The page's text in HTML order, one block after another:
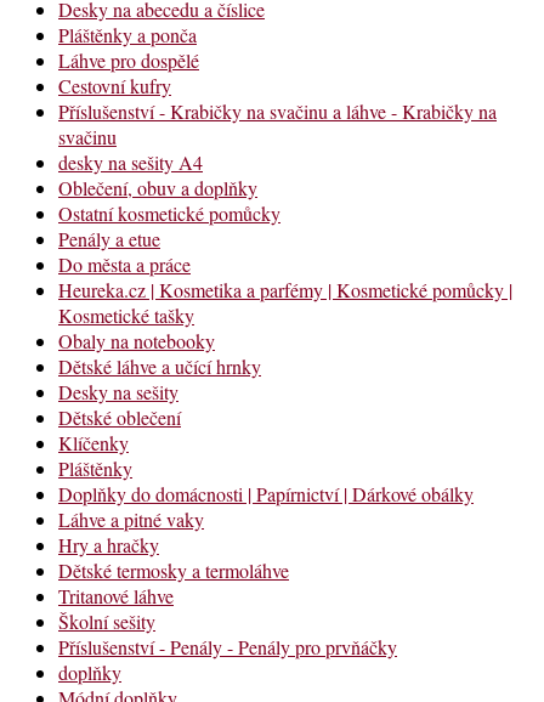
Desky na abecedu a číslice
Pláštěnky a ponča
Láhve pro dospělé
Cestovní kufry
Příslušenství - Krabičky na svačinu a láhve - Krabičky na
svačinu
desky na sešity A4
Oblečení, obuv a doplňky
Ostatní kosmetické pomůcky
Penály a etue
Do města a práce
Heureka.cz | Kosmetika a parfémy | Kosmetické pomůcky |
Kosmetické tašky
Obaly na notebooky
Dětské láhve a učící hrnky
Desky na sešity
Dětské oblečení
Klíčenky
Pláštěnky
Doplňky do domácnosti | Papírnictví | Dárkové obálky
Láhve a pitné vaky
Hry a hračky
Dětské termosky a termoláhve
Tritanové láhve
Školní sešity
Příslušenství - Penály - Penály pro prvňáčky
doplňky